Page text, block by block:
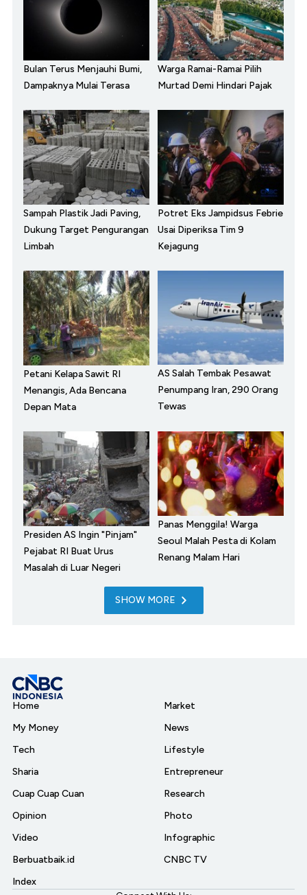
Bulan Terus Menjauhi Bumi,
Dampaknya Mulai Terasa
Warga Ramai-Ramai Pilih
Murtad Demi Hindari Pajak
Sampah Plastik Jadi Paving,
Dukung Target Pengurangan
Limbah
Potret Eks Jampidsus Febrie
Usai Diperiksa Tim 9
Kejagung
Petani Kelapa Sawit RI
Menangis, Ada Bencana
Depan Mata
AS Salah Tembak Pesawat
Penumpang Iran, 290 Orang
Tewas
Presiden AS Ingin "Pinjam"
Pejabat RI Buat Urus
Masalah di Luar Negeri
Panas Menggila! Warga
Seoul Malah Pesta di Kolam
Renang Malam Hari
SHOW MORE
Home
My Money
Tech
Sharia
Cuap Cuap Cuan
Opinion
Video
Berbuatbaik.id
Index
Market
News
Lifestyle
Entrepreneur
Research
Photo
Infographic
CNBC TV